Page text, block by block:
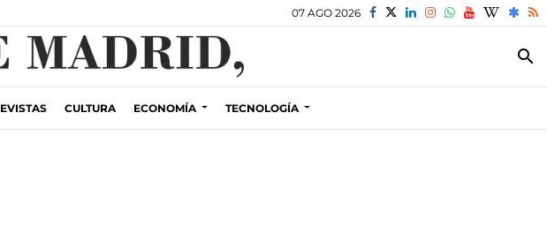
07 AGO 2026
search
CULTURA ECONOMÍA TECNOLOGÍA